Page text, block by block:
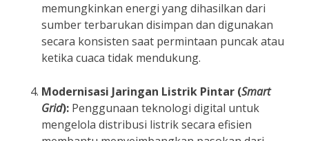
memungkinkan energi yang dihasilkan dari
sumber terbarukan disimpan dan digunakan
secara konsisten saat permintaan puncak atau
ketika cuaca tidak mendukung.
Modernisasi Jaringan Listrik Pintar (Smart
Grid): Penggunaan teknologi digital untuk
mengelola distribusi listrik secara efisien